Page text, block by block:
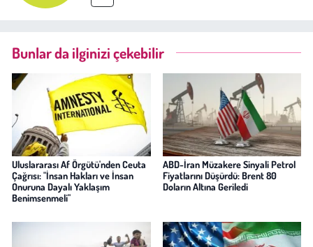
Bunlar da ilginizi çekebilir
Uluslararası Af Örgütü'nden Ceuta
Çağrısı: "İnsan Hakları ve İnsan
Onuruna Dayalı Yaklaşım
Benimsenmeli"
ABD-İran Müzakere Sinyali Petrol
Fiyatlarını Düşürdü: Brent 80
Doların Altına Geriledi